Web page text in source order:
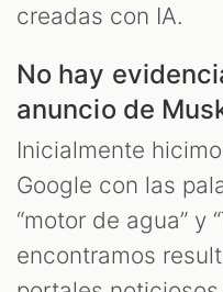
creadas con IA.
No hay
anuncio de
Inicialmente
Google con las
“motor de agua” y
encontramos